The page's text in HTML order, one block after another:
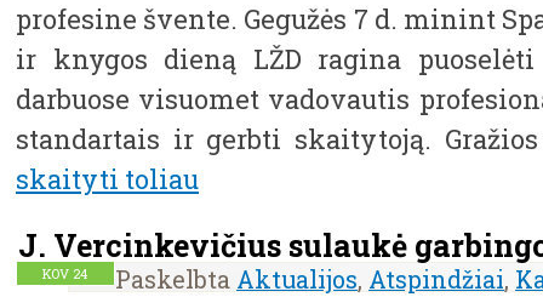
profesine švente. Gegužės 7 d. minint
ir knygos dieną LŽD ragina
darbuose visuomet vadovautis
standartais ir gerbti skaitytoją.
skaityti toliau
J. Vercinkevičius sulaukė
KOV 24 Paskelbta Aktualijos, Atspindžiai,